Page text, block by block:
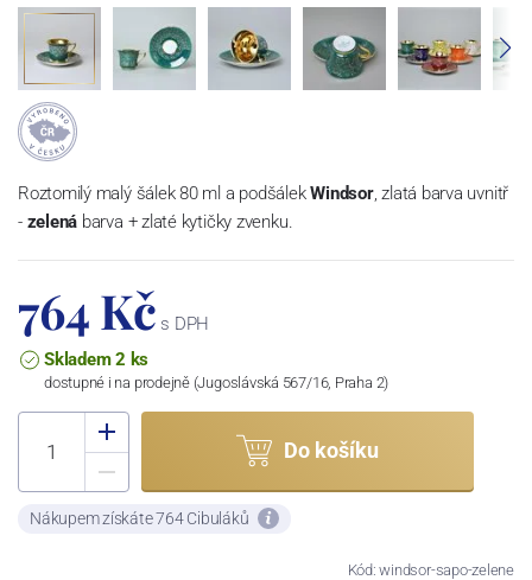
Roztomilý malý šálek 80 ml a podšálekWindsor, zlatá barva uvnitř
- zelená barva + zlaté kytičky zvenku.
764 Kč s DPH
Skladem 2 ks
dostupné i na prodejně (Jugoslávská 567/16, Praha 2)
Do košíku
Nákupem získáte 764 Cibuláků
Kód: windsor-sapo-zelene